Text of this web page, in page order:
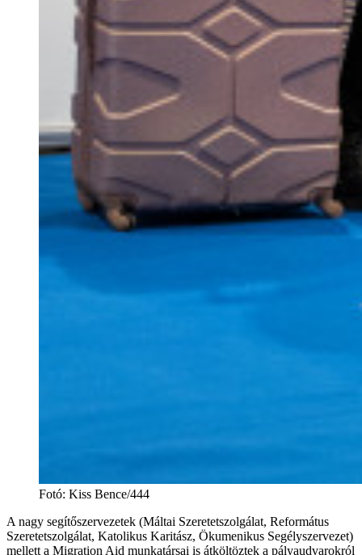
Fotó: Kiss Bence/444
A nagy segítőszervezetek (Máltai Szeretetszolgálat, Református
Szeretetszolgálat, Katolikus Karitász, Ökumenikus Segélyszervezet)
mellett a Migration Aid munkatársai is átköltöztek a pályaudvarokról